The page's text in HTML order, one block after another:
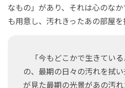
なもの」があり、それは心のな
も用意し、汚れきったあの部屋を
「今もどこかで生きてい
の、最期の日々の汚れを拭
が見た最期の光景があの汚